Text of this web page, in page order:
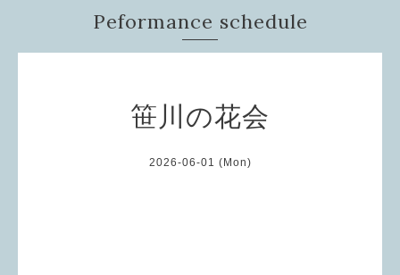
Peformance schedule
笹川の花会
2026-06-01 (Mon)